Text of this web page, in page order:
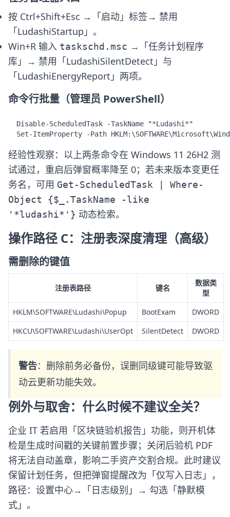
按 Ctrl+Shift+Esc →「启动」标签→ 禁用
「LudashiStartup」。
Win+R 输入 taskschd.msc →「任务计划程序
库」→ 禁用「LudashiSilentDetect」与
「LudashiEnergyReport」两项。
命令行批量（管理员 PowerShell）
Disable-ScheduledTask -TaskName "*Ludashi*"
Set-ItemProperty -Path
经验性观察：以上两条命令在 Windows 11 26H2 测
试通过，重启后弹窗概率降至 0；若未来版本变更任
务名，可用 Get-ScheduledTask | Where-
Object {$_.TaskName -like
'*ludashi*'} 动态检索。
操作路径 C：注册表深度清理（高级）
需删除的键值
注册表路径 键名
数据类
型
HKLM\SOFTWARE\Ludashi\Popup
BootExam
DWORD
HKCU\SOFTWARE\Ludashi\UserOpt
SilentDetect DWORD
警告：删除前务必备份，误删同级键可能导致驱
动云更新功能失效。
例外与取舍：什么时候不建议全关？
企业 IT 若启用「区块链验机报告」功能，则开机体
检是生成时间戳的关键前置步骤；关闭后验机 PDF
将无法自动盖章，影响二手资产交割合规。此时建议
保留计划任务，但把弹窗提醒改为「仅写入日志」，
路径：设置中心→「日志级别」→ 勾选「静默模
式」。